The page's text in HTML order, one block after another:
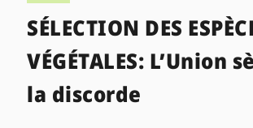
SÉLECTION DES
VÉGÉTALES: L’Union
la discorde